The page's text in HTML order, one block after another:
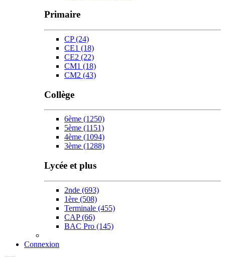
Primaire
CP(24)
CE1 (18)
CE2 (22)
CM1 (18)
CM2 (43)
Collège
6ème (1250)
5ème (1151)
4ème (1094)
3ème (1288)
Lycée et plus
2nde (693)
1ère (508)
Terminale (455)
CAP(66)
BAC Pro (145)
Connexion